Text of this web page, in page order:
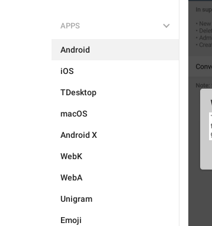
APPS
Android
iOS
TDesktop
macOS
Android X
WebK
WebA
Unigram
Emoji